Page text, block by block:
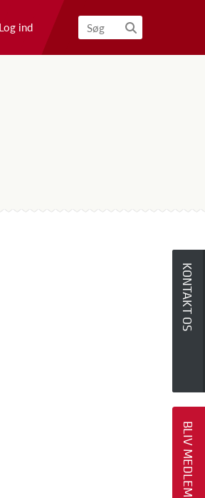
Log ind
KONTAKT OS
BLIV MEDLEM